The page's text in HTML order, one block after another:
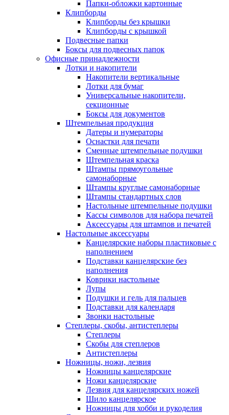
Папки-обложки картонные
Клипборды
Клипборды без крышки
Клипборды с крышкой
Подвесные папки
Боксы для подвесных папок
Офисные принадлежности
Лотки и накопители
Накопители вертикальные
Лотки для бумаг
Универсальные накопители,
секционные
Боксы для документов
Штемпельная продукция
Датеры и нумераторы
Оснастки для печати
Сменные штемпельные подушки
Штемпельная краска
Штампы прямоугольные
самонаборные
Штампы круглые самонаборные
Штампы стандартных слов
Настольные штемпельные подушки
Кассы символов для набора печатей
Аксессуары для штампов и печатей
Настольные аксессуары
Канцелярские наборы пластиковые с
наполнением
Подставки канцелярские без
наполнения
Коврики настольные
Лупы
Подушки и гель для пальцев
Подставки для календаря
Звонки настольные
Степлеры, скобы, антистеплеры
Степлеры
Скобы для степлеров
Антистеплеры
Ножницы, ножи, лезвия
Ножницы канцелярские
Ножи канцелярские
Лезвия для канцелярских ножей
Шило канцелярское
Ножницы для хобби и рукоделия